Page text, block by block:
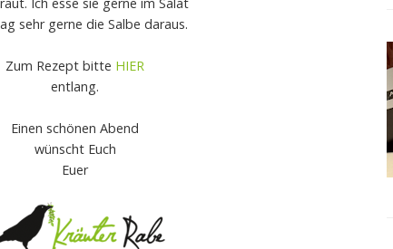
sehr gerne die Salbe daraus.
Zum Rezept bitte HIER
entlang.
Einen schönen Abend
wünscht Euch
Euer